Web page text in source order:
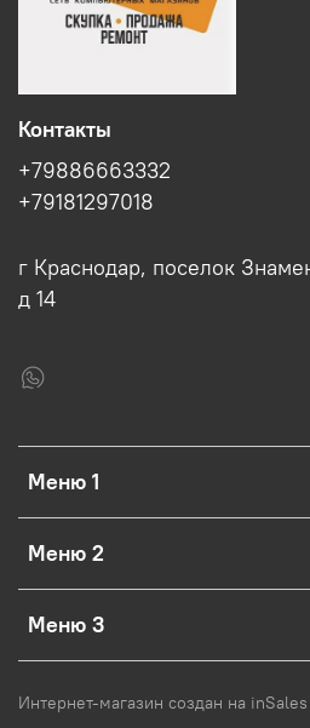
Меню 1
Меню 2
Меню 3
Контакты
+79886663332
+79181297018
г Краснодар, поселок
д 14
Интернет-магазин создан на inSales